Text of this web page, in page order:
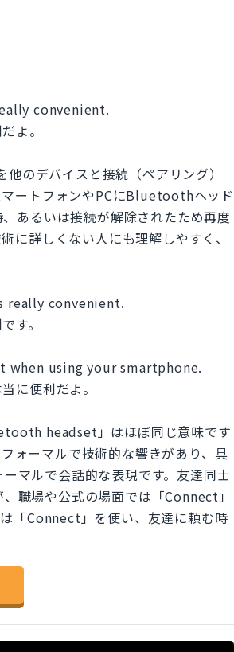
convenient.
よ。
デバイスと接続（ペアリング）
ートフォンやPCにBluetoothヘッド
あるいは接続が解除されたため再度
に詳しくない人にも理解しやすく、
really convenient.
す。
using your smartphone.
に便利だよ。
headset」はほぼ同じ意味です
ォーマルで技術的な響きがあり、具
マルで会話的な表現です。友達同士
職場や公式の場面では「Connect」
「Connect」を使い、友達に頼む時